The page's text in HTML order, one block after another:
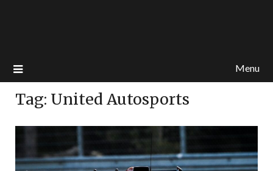
Menu
Tag: United Autosports